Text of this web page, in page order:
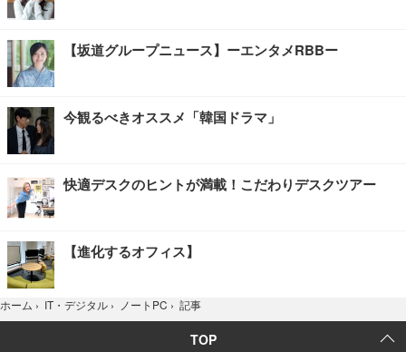
【坂道グループニュース】ーエンタメRBBー
今観るべきオススメ「韓国ドラマ」
快適デスクのヒントが満載！こだわりデスクツアー
【進化するオフィス】
ホーム › IT・デジタル › ノートPC › 記事
TOP